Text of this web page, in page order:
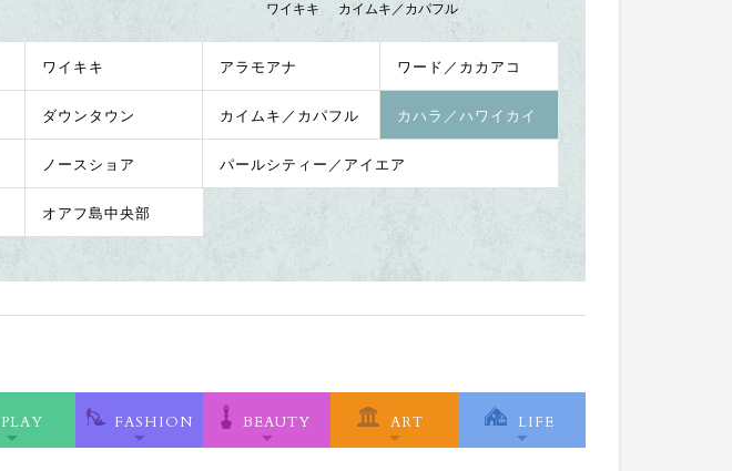
カイムキ／カパフル
ワイキキ
ワイキキ アラモアナ ワード／カカアコ
ダウンタウン カイムキ／カパフル カハラ／ハワイカイ
ノースショア パールシティー／アイエア
オアフ島中央部
PLAY FASHION BEAUTY ART LIFE